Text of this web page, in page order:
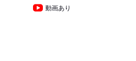
動画あり